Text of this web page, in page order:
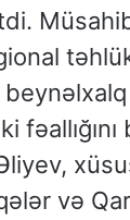
fəallığını
və